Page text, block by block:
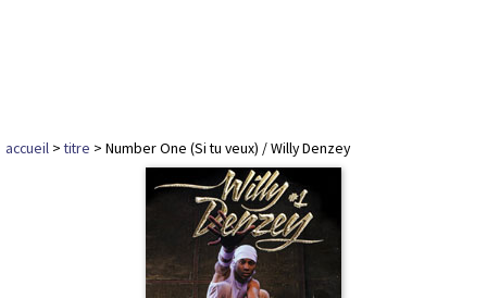
accueil >titre > Number One (Si tu veux) / Willy Denzey